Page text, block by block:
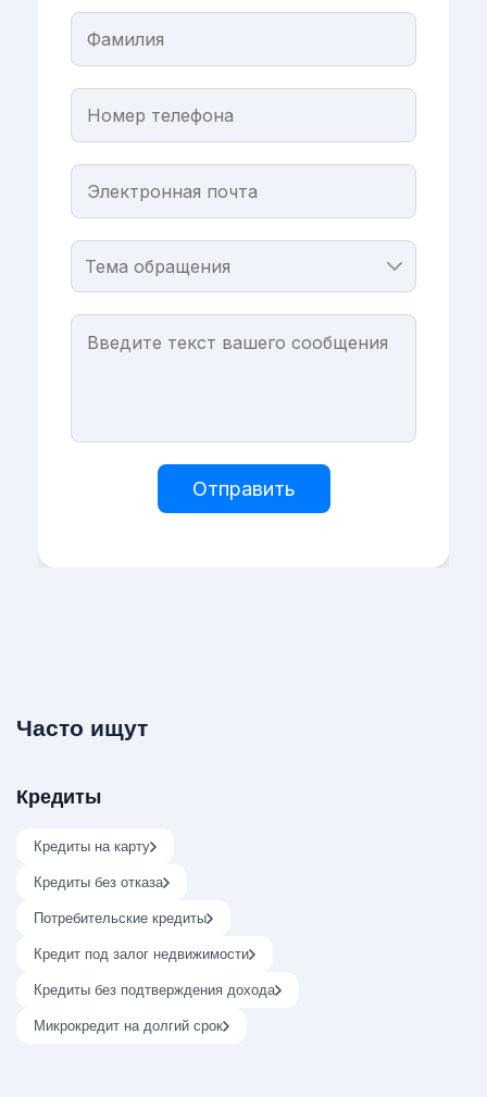
Отправить
Часто ищут
Кредиты
Кредиты на карту
Кредиты без отказа
Потребительские кредиты
Кредит под залог недвижимости
Кредиты без подтверждения дохода
Микрокредит на долгий срок